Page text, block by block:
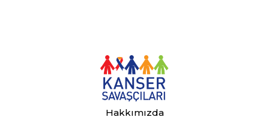
Hakkımızda